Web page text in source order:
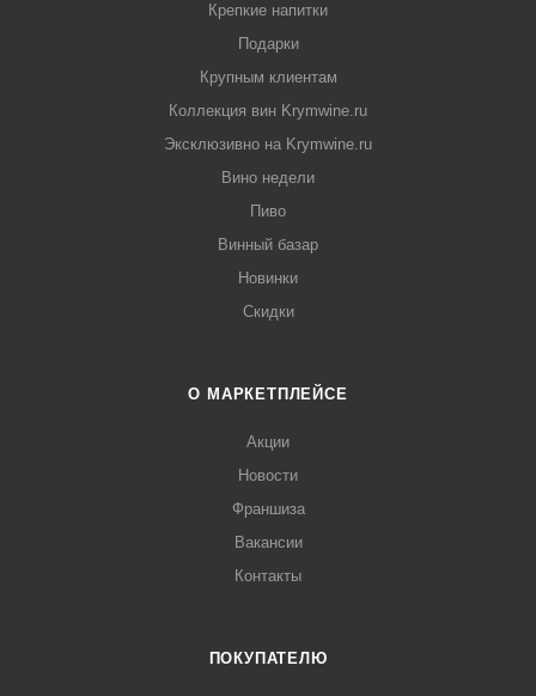
Крепкие напитки
Подарки
Крупным клиентам
Коллекция вин Krymwine.ru
Эксклюзивно на Krymwine.ru
Вино недели
Пиво
Винный базар
Новинки
Скидки
О МАРКЕТПЛЕЙСЕ
Акции
Новости
Франшиза
Вакансии
Контакты
ПОКУПАТЕЛЮ